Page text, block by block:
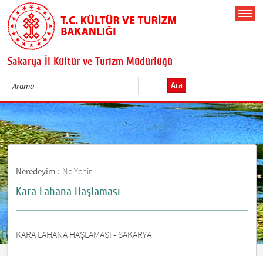
Sakarya İl Kültür ve Turizm Müdürlüğü
Ara
Neredeyim : Ne Yenir
Kara Lahana Haşlaması
KARA LAHANA HAŞLAMASI - SAKARYA